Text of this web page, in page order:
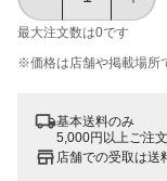
最大注文数は0です
※価格は​店舗や​掲載場所
基本送料のみ
5,000円以上ご注
店舗での受取は送